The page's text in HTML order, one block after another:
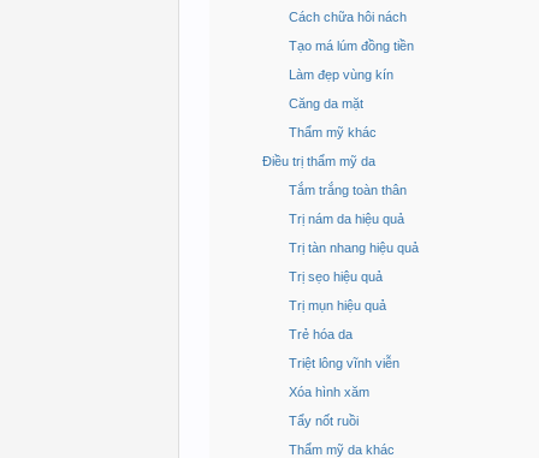
Cách chữa hôi nách
Tạo má lúm đồng tiền
Làm đẹp vùng kín
Căng da mặt
Thẩm mỹ khác
Điều trị thẩm mỹ da
Tắm trắng toàn thân
Trị nám da hiệu quả
Trị tàn nhang hiệu quả
Trị sẹo hiệu quả
Trị mụn hiệu quả
Trẻ hóa da
Triệt lông vĩnh viễn
Xóa hình xăm
Tẩy nốt ruồi
Thẩm mỹ da khác